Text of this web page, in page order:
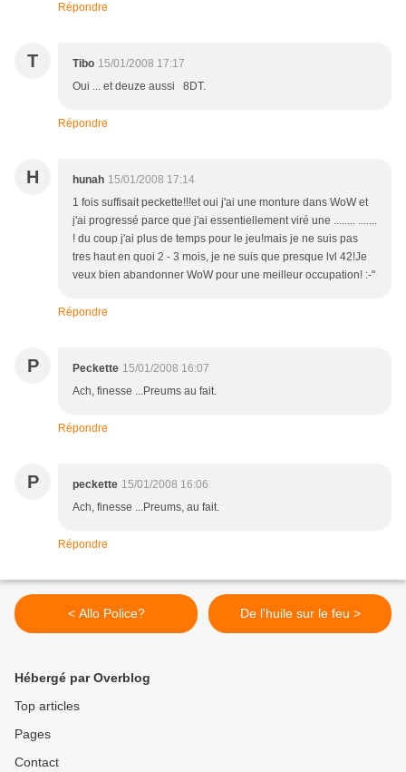
Répondre
T Tibo 15/01/2008 17:17
Oui ... et deuze aussi 8DT.
Répondre
H hunah 15/01/2008 17:14
1 fois suffisait peckette!!!et oui j'ai une monture dans WoW et
j'ai progressé parce que j'ai essentiellement viré une ........ .......
! du coup j'ai plus de temps pour le jeu!mais je ne suis pas
tres haut en quoi 2 - 3 mois, je ne suis que presque lvl 42!Je
veux bien abandonner WoW pour une meilleur occupation! :-"
Répondre
P Peckette 15/01/2008 16:07
Ach, finesse ...Preums au fait.
Répondre
P peckette 15/01/2008 16:06
Ach, finesse ...Preums, au fait.
Répondre
< Allo Police? De l'huile sur le feu >
Hébergé par Overblog
Top articles
Pages
Contact